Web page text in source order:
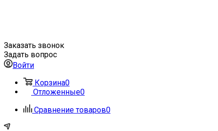
Заказать звонок
Задать вопрос
Войти
Корзина0
Отложенные0
Сравнение товаров0